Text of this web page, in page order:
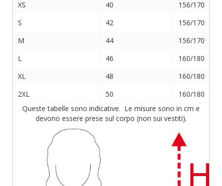
XS 40
156/170
S
42
156/170
M
44
156/170
L
46
160/180
XL
48
160/180
2XL
50
160/180
Queste tabelle sono indicative. Le misure sono in cm e
devono essere prese sul corpo (non sui vestiti).